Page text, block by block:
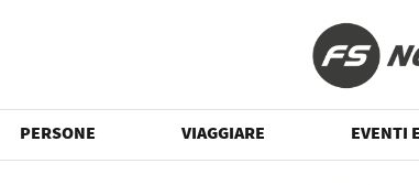
PERSONE VIAGGIARE EVENTI